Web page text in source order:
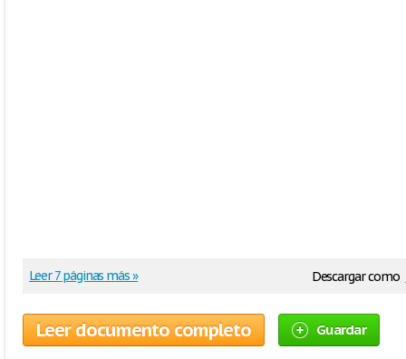
Descargar como
Leer 7 páginas más »
Leer documento completo Guardar